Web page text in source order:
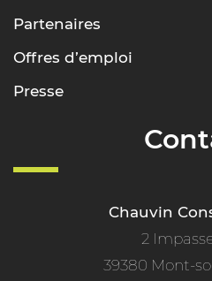
Partenaires
Offres d’emploi
Presse
Chauvin
2
39380 Mont-